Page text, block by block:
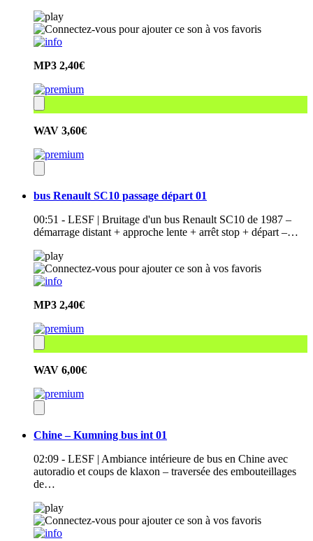
MP3 2,40€
WAV 3,60€
bus Renault SC10 passage départ 01
00:51 - LESF | Bruitage d'un bus Renault SC10 de 1987 –
démarrage distant + approche lente + arrêt stop + départ –…
MP3 2,40€
WAV 6,00€
Chine – Kumning bus int 01
02:09 - LESF | Ambiance intérieure de bus en Chine avec
autoradio et coups de klaxon – traversée des embouteillages
de…